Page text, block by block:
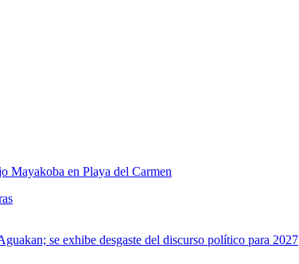
Mayakoba en Playa del Carmen
se exhibe desgaste del discurso político para 2027